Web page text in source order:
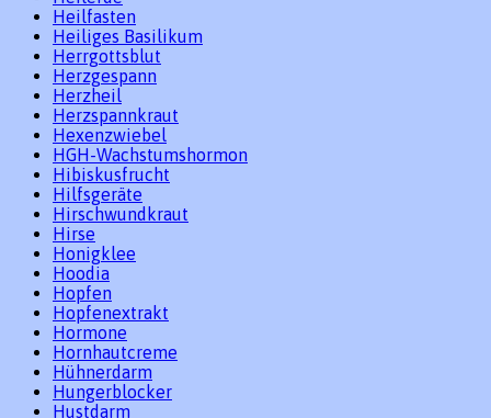
Heilfasten
Heiliges Basilikum
Herrgottsblut
Herzgespann
Herzheil
Herzspannkraut
Hexenzwiebel
HGH-Wachstumshormon
Hibiskusfrucht
Hilfsgeräte
Hirschwundkraut
Hirse
Honigklee
Hoodia
Hopfen
Hopfenextrakt
Hormone
Hornhautcreme
Hühnerdarm
Hungerblocker
Hustdarm